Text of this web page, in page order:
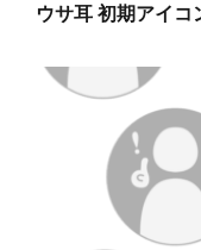
ウサ耳 初期アイ